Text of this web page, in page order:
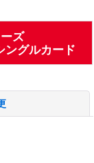
ズ
ングルカード